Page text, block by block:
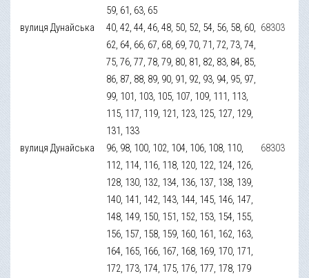
59, 61, 63, 65
вулиця Дунайська
40, 42, 44, 46, 48, 50, 52, 54, 56, 58, 60,
62, 64, 66, 67, 68, 69, 70, 71, 72, 73, 74,
75, 76, 77, 78, 79, 80, 81, 82, 83, 84, 85,
86, 87, 88, 89, 90, 91, 92, 93, 94, 95, 97,
99, 101, 103, 105, 107, 109, 111, 113,
115, 117, 119, 121, 123, 125, 127, 129,
131, 133
68303
вулиця Дунайська
96, 98, 100, 102, 104, 106, 108, 110,
112, 114, 116, 118, 120, 122, 124, 126,
128, 130, 132, 134, 136, 137, 138, 139,
140, 141, 142, 143, 144, 145, 146, 147,
148, 149, 150, 151, 152, 153, 154, 155,
156, 157, 158, 159, 160, 161, 162, 163,
164, 165, 166, 167, 168, 169, 170, 171,
172, 173, 174, 175, 176, 177, 178, 179
68303